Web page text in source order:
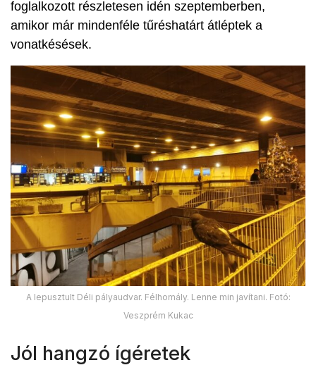
foglalkozott részletesen idén szeptemberben,
amikor már mindenféle tűréshatárt átléptek a
vonatkésések.
A lepusztult Déli pályaudvar. Félhomály. Lenne min javítani. Fotó:
Veszprém Kukac
Jól hangzó ígéretek